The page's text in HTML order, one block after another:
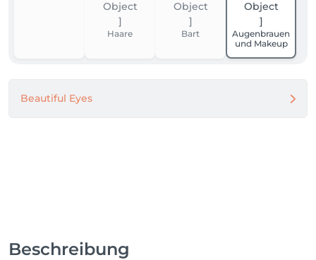
Wir freuen uns auf Sie ✨
Haare Bart
Augenbrauen
und Makeup
Beautiful Eyes
Beschreibung